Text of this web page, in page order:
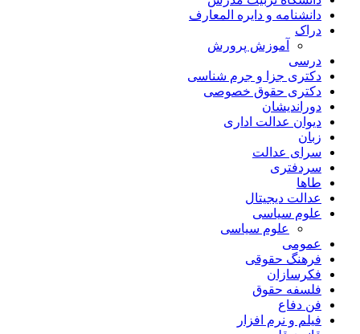
دانشنامه و دایره المعارف
دراک
آموزش پرورش
درسی
دکتری جزا و جرم شناسی
دکتری حقوق خصوصی
دوراندیشان
دیوان عدالت اداری
زبان
سرای عدالت
سردفتری
طاها
عدالت دیجیتال
علوم سیاسی
علوم سیاسی
عمومی
فرهنگ حقوقی
فکرسازان
فلسفه حقوق
فن دفاع
فیلم و نرم افزار